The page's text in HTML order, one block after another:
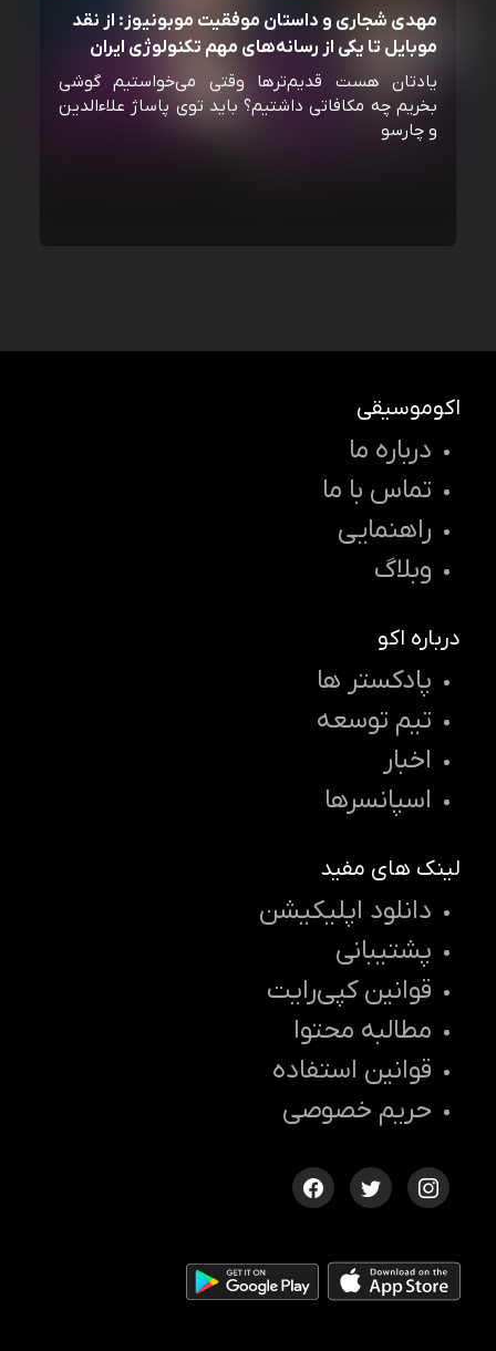
مهدی شجاری و داستان موفقیت موبونیوز: از نقد
موبایل تا یکی از رسانه‌‌های مهم تکنولوژی ایران
یادتان هست قدیم‌ترها وقتی می‌خواستیم گوشی
بخریم چه مکافاتی داشتیم؟ باید توی پاساژ علاءالدین
و چارسو
اکوموسیقی
درباره ما
تماس با ما
راهنمایی
وبلاگ
درباره اکو
پادکستر ها
تیم توسعه
اخبار
اسپانسرها
لینک های مفید
دانلود اپلیکیشن
پشتیبانی
قوانین کپی‌رایت
مطالبه محتوا
قوانین استفاده
حریم خصوصی